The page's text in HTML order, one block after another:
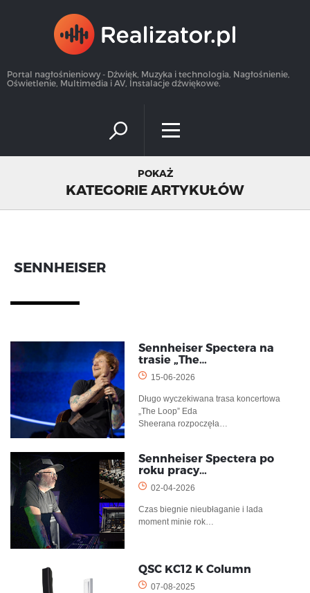
Portal nagłośnieniowy - Dźwięk, Muzyka i technologia, Nagłośnienie,
Oświetlenie, Multimedia i AV, Instalacje dźwiękowe.
POKAŻ
KATEGORIE ARTYKUŁÓW
SENNHEISER
Sennheiser Spectera na
trasie „The…
15-06-2026
Długo wyczekiwana trasa koncertowa
„The Loop” Eda
Sheerana rozpoczęła…
Sennheiser Spectera po
roku pracy…
02-04-2026
Czas biegnie nieubłaganie i lada
moment minie rok…
QSC KC12 K Column
07-08-2025